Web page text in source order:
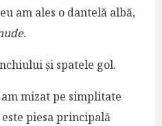
am ales o dantelă albă,
și spatele gol.
mizat pe simplitate
piesa principală